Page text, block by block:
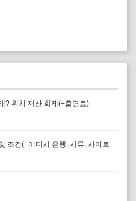
? 위치 재산 화제(+출연료)
조건(+어디서 은행, 서류, 사이트